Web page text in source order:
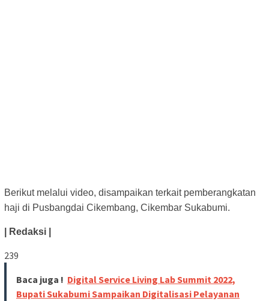
Berikut melalui video, disampaikan terkait pemberangkatan
haji di Pusbangdai Cikembang, Cikembar Sukabumi.
| Redaksi |
239
Baca juga ! Digital Service Living Lab Summit 2022,
Bupati Sukabumi Sampaikan Digitalisasi Pelayanan